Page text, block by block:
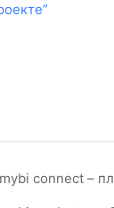
mybi connect –